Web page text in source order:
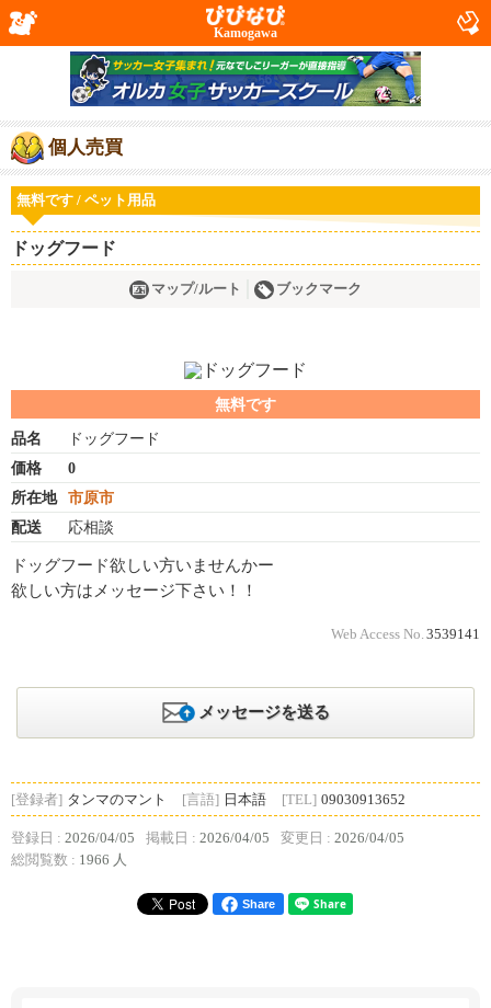
Kamogawa
個人売買
無料です / ペット用品
ドッグフード
マップ/ルート ブックマーク
無料です
品名
ドッグフード
価格
0
所在地
市原市
配送
応相談
ドッグフード欲しい方いませんかー
欲しい方はメッセージ下さい！！
Web Access No. 3539141
メッセージを送る
[登録者] タンマのマント [言語] 日本語 [TEL] 09030913652
登録日 : 2026/04/05 掲載日 : 2026/04/05 変更日 : 2026/04/05
総閲覧数 : 1966 人
Share